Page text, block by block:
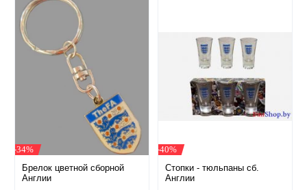
-34%
Брелок цветной сборной
Англии
-40%
​Стопки - тюльпаны сб.
Англии